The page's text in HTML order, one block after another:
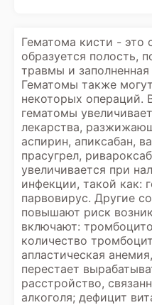
Гематома кисти - это
образуется полость,
травмы и
Гематомы также
некоторых операций.
гематомы
лекарства,
аспирин, апиксабан,
прасугрел,
увеличивается при
инфекции, такой как:
парвовирус. Другие
повышают риск
включают:
количество
апластическая
перестает
расстройство,
алкоголя; дефицит